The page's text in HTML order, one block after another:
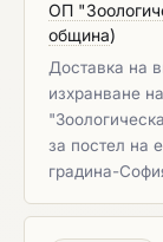
ОП
община)
Доставка на
изхранване
за постел на
градина-